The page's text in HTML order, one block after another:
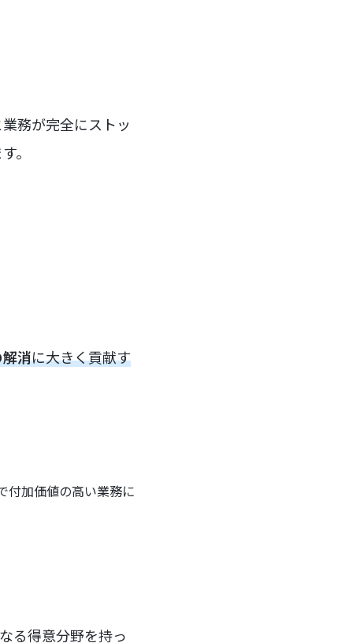
務が完全にストッ
。
消に大きく貢献す
付加価値の高い業務に
る得意分野を持っ